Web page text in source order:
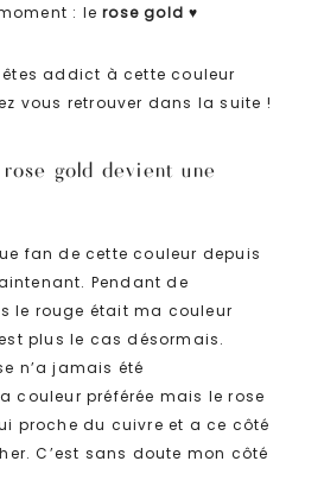
: lerose gold ♥
addict à cette couleur
vous retrouver dans la suite !
rose gold devient une
fan de cette couleur depuis
Pendant de
le rouge était ma couleur
plus le cas désormais.
n’a jamais été
couleur préférée mais le rose
proche du cuivre et a ce côté
C’est sans doute mon côté